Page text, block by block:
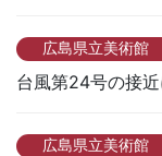
広島県立美術館
台風第24号の接
広島県立美術館